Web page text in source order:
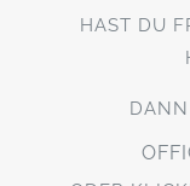
HAST DU